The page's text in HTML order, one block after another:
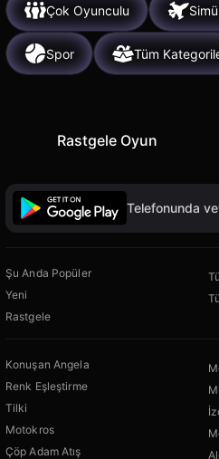
Çok Oyunculu
Spor Tüm
Rastgele Oyun
Telefonunda
Şu Anda Popüler
Yeni
Rastgele
Konuşan Angela
Renk Eşleştirme
Tilki
Motokros
Çöp Adam Atış